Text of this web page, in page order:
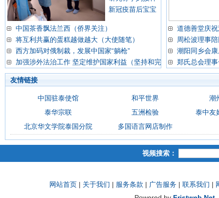
新冠疫苗后宝宝
中国茶香飘法兰西（侨界关注）
将互利共赢的蛋糕越做越大（大使随笔）
西方加码对俄制裁，发展中国家“躺枪”
加强涉外法治工作 坚定维护国家利益（坚持和完
道德善堂庆
周松波理事
潮阳同乡会
郑氏总会理
友情链接
中国驻泰使馆 和平世界
潮
泰华宗联
五洲检验
泰中友
北京华文学院泰国分院
多国语言网店制作
视频搜索：
网站首页 | 关于我们 | 服务条款 | 广告服务 | 联系我们 |